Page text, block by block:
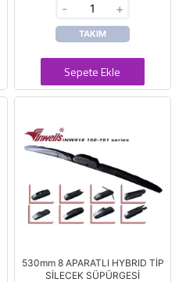
- +
TAKIM
Sepete Ekle
530mm 8 APARATLI HYBRID TİP
SİLECEK SÜPÜRGESİ